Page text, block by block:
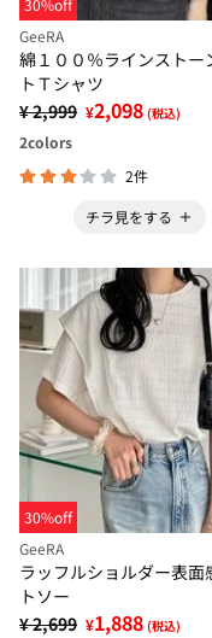
GeeRA
綿１００％ラインストー
トＴシャツ
¥ 2,999 ¥2,098 (税込)
2colors
2件
チラ見をする
30%off
GeeRA
ラッフルショルダー表面
トソー
¥ 2,699 ¥1,888 (税込)